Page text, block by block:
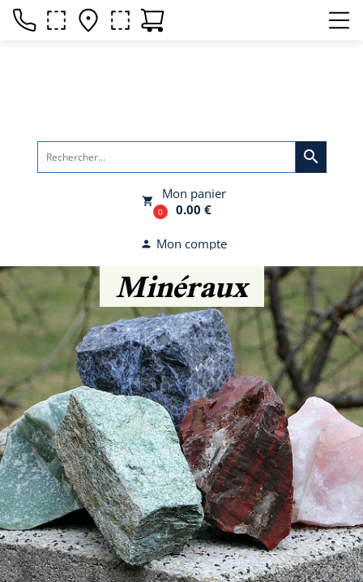
search
local_grocery_store
0
Mon panier
0.00 €
person Mon compte
Minéraux